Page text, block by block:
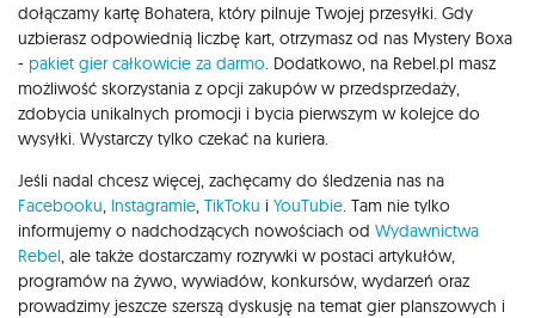
dołączamy kartę Bohatera, który pilnuje Twojej przesyłki. Gdy
uzbierasz odpowiednią liczbę kart, otrzymasz od nas Mystery Boxa
- pakiet gier całkowicie za darmo . Dodatkowo, na Rebel.pl masz
możliwość skorzystania z opcji zakupów w przedsprzedaży,
zdobycia unikalnych promocji i bycia pierwszym w kolejce do
wysyłki. Wystarczy tylko czekać na kuriera.
Jeśli nadal chcesz więcej, zachęcamy do śledzenia nas na
Facebooku Instagramie TikToku i YouTubie . Tam nie tylko
informujemy o nadchodzących nowościach od Wydawnictwa
Rebel , ale także dostarczamy rozrywki w postaci artykułów,
programów na żywo, wywiadów, konkursów, wydarzeń oraz
prowadzimy jeszcze szerszą dyskusję na temat gier planszowych i